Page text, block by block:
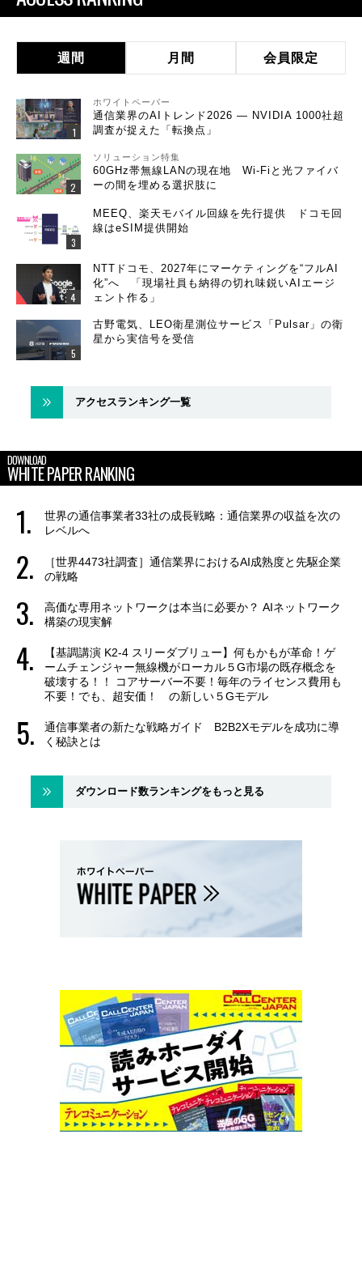
週間 月間 会員限定
ホワイトペーパー
通信業界のAIトレンド2026 ― NVIDIA 1000社超
調査が捉えた「転換点」
ソリューション特集
60GHz帯無線LANの現在地 Wi-Fiと光ファイバ
ーの間を埋める選択肢に
MEEQ、楽天モバイル回線を先行提供 ドコモ回
線はeSIM提供開始
NTTドコモ、2027年にマーケティングを“フルAI
化”へ 「現場社員も納得の切れ味鋭いAIエージ
ェント作る」
古野電気、LEO衛星測位サービス「Pulsar」の衛
星から実信号を受信
アクセスランキング一覧
DOWNLOAD
WHITE PAPER RANKING
世界の通信事業者33社の成長戦略：通信業界の収益を次の
レベルへ
［世界4473社調査］通信業界におけるAI成熟度と先駆企業
の戦略
高価な専用ネットワークは本当に必要か？ AIネットワーク
構築の現実解
【基調講演 K2-4 スリーダブリュー】何もかもが革命！ゲ
ームチェンジャー無線機がローカル５G市場の既存概念を
破壊する！！ コアサーバー不要！毎年のライセンス費用も
不要！でも、超安価！ の新しい５Gモデル
通信事業者の新たな戦略ガイド B2B2Xモデルを成功に導
く秘訣とは
ダウンロード数ランキングをもっと見る